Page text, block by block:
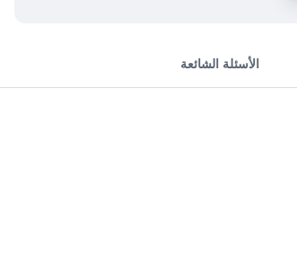
الأسئلة الشائعة